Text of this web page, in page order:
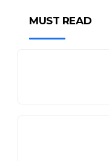
MUST READ